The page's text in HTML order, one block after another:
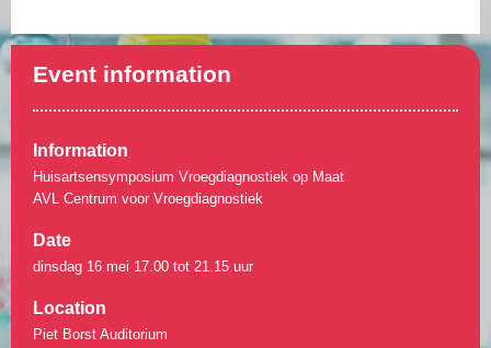
Event information
Information
Huisartsensymposium Vroegdiagnostiek op Maat
AVL Centrum voor Vroegdiagnostiek
Date
dinsdag 16 mei 17.00 tot 21.15 uur
Location
Piet Borst Auditorium